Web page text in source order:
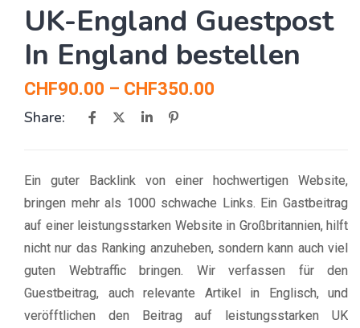
UK-England Guestpost
In England bestellen
CHF90.00 – CHF350.00
Share:
Ein guter Backlink von einer hochwertigen Website,
bringen mehr als 1000 schwache Links. Ein Gastbeitrag
auf einer leistungsstarken Website in Großbritannien, hilft
nicht nur das Ranking anzuheben, sondern kann auch viel
guten Webtraffic bringen. Wir verfassen für den
Guestbeitrag, auch relevante Artikel in Englisch, und
veröfftlichen den Beitrag auf leistungsstarken UK